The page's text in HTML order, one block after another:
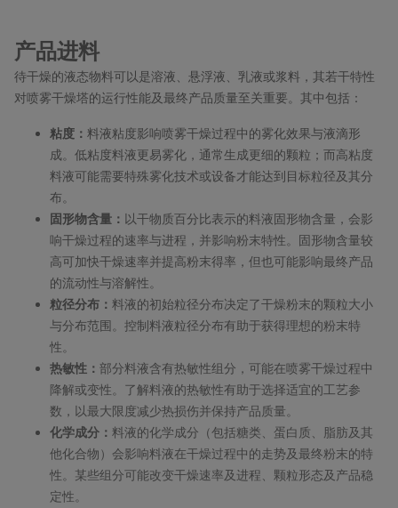
产品进料
待干燥的液态物料可以是溶液、悬浮液、乳液或浆料，其若干特性
对喷雾干燥塔的运行性能及最终产品质量至关重要。其中包括：
粘度： 料液粘度影响喷雾干燥过程中的雾化效果与液滴形
成。低粘度料液更易雾化，通常生成更细的颗粒；而高粘度
料液可能需要特殊雾化技术或设备才能达到目标粒径及其分
布。
固形物含量： 以干物质百分比表示的料液固形物含量，会影
响干燥过程的速率与进程，并影响粉末特性。固形物含量较
高可加快干燥速率并提高粉末得率，但也可能影响最终产品
的流动性与溶解性。
粒径分布： 料液的初始粒径分布决定了干燥粉末的颗粒大小
与分布范围。控制料液粒径分布有助于获得理想的粉末特
性。
热敏性： 部分料液含有热敏性组分，可能在喷雾干燥过程中
降解或变性。了解料液的热敏性有助于选择适宜的工艺参
数，以最大限度减少热损伤并保持产品质量。
化学成分： 料液的化学成分（包括糖类、蛋白质、脂肪及其
他化合物）会影响料液在干燥过程中的走势及最终粉末的特
性。某些组分可能改变干燥速率及进程、颗粒形态及产品稳
定性。